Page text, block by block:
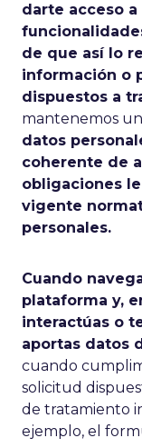
darte acceso
de que así lo
información o
dispuestos a
mantenemos un
datos
coherente de
obligaciones
vigente
personales.
Cuando
plataforma y,
interactúas o
aportas datos
cuando
solicitud
de tratamiento
ejemplo, el